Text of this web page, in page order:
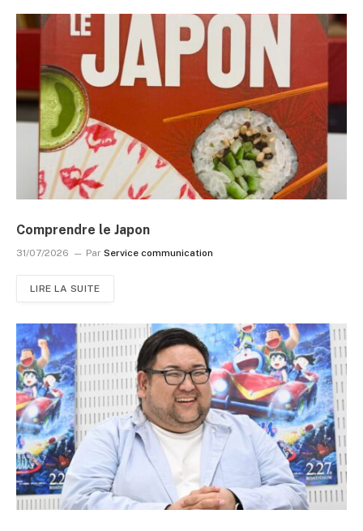
Comprendre le Japon
31/07/2026 Par Service communication
LIRE LA SUITE